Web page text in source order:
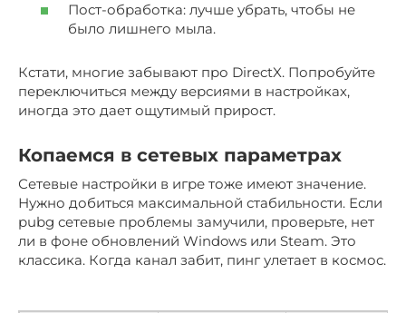
Пост-обработка: лучше убрать, чтобы не
было лишнего мыла.
Кстати, многие забывают про DirectX. Попробуйте
переключиться между версиями в настройках,
иногда это дает ощутимый прирост.
Копаемся в сетевых параметрах
Сетевые настройки в игре тоже имеют значение.
Нужно добиться максимальной стабильности. Если
pubg сетевые проблемы замучили, проверьте, нет
ли в фоне обновлений Windows или Steam. Это
классика. Когда канал забит, пинг улетает в космос.